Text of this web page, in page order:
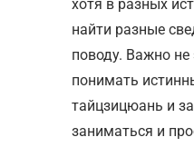
хотя в разных
найти разные
поводу. Важно
понимать
тайцзицюань и
заниматься и